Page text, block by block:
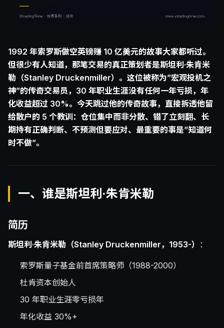
1992 年索罗斯做空英镑赚 10 亿美元的故事大家都听过。
但很少有人知道，那笔交易的真正策划者是斯坦利·朱肯米
勒（Stanley Druckenmiller）。这位被称为”宏观投机之
神”的传奇交易员，30 年职业生涯没有任何一年亏损，年
化收益超过 30%。今天跳过他的传奇故事，直接拆透他留
给散户的 5 个教训：仓位集中而非分散、错了立刻翻、长
期持有正确判断、不预测但要应对、最重要的事是”知道何
时不做”。
一、谁是斯坦利·朱肯米勒
简历
斯坦利·朱肯米勒（Stanley Druckenmiller，1953-） ：
索罗斯量子基金前首席策略师（1988-2000）
杜肯资本创始人
30 年职业生涯零亏损年
年化收益 30%+